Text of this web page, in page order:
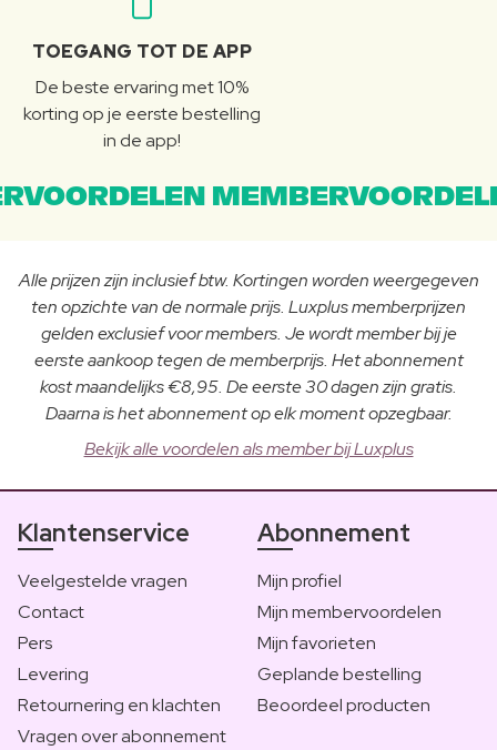
TOEGANG TOT DE APP
De beste ervaring met 10%
korting op je eerste bestelling
in de app!
Alle prijzen zijn inclusief btw. Kortingen worden weergegeven
ten opzichte van de normale prijs. Luxplus memberprijzen
gelden exclusief voor members. Je wordt member bij je
eerste aankoop tegen de memberprijs. Het abonnement
kost maandelijks €8,95. De eerste 30 dagen zijn gratis.
Daarna is het abonnement op elk moment opzegbaar.
Bekijk alle voordelen als member bij Luxplus
Klantenservice
Veelgestelde vragen
Contact
Pers
Levering
Retournering en klachten
Vragen over abonnement
Abonnement
Mijn profiel
Mijn membervoordelen
Mijn favorieten
Geplande bestelling
Beoordeel producten